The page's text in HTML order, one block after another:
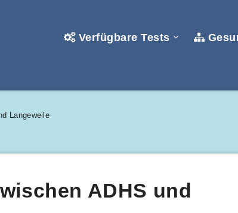
Verfügbare Tests
Langeweile
ADHS und